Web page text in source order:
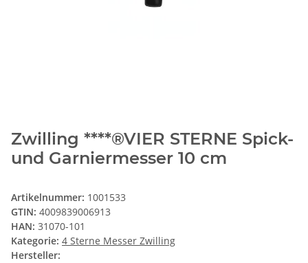
Zwilling ****®VIER STERNE Spick-
und Garniermesser 10 cm
Artikelnummer: 1001533
GTIN: 4009839006913
HAN: 31070-101
Kategorie: 4 Sterne Messer Zwilling
Hersteller: